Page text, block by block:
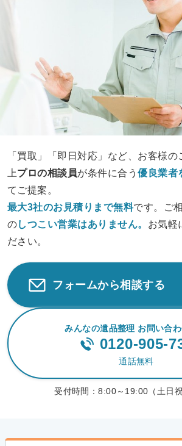
「買取」「即日対応」など、お客様
上プロの相談員が条件に合う優良業者
てご提案。
最大3社のお見積りまで無料です。ご
のしつこい営業はありません。 お気軽
ださい。
フォームから相談する
みんなの遺品整理 お問い合
0120-905-
通話無料
受付時間：8:00～19:00（土日祝